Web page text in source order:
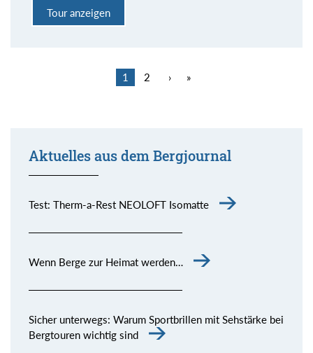
Tour anzeigen
1 2 › »
Aktuelles aus dem Bergjournal
Test: Therm-a-Rest NEOLOFT Isomatte
Wenn Berge zur Heimat werden…
Sicher unterwegs: Warum Sportbrillen mit Sehstärke bei
Bergtouren wichtig sind